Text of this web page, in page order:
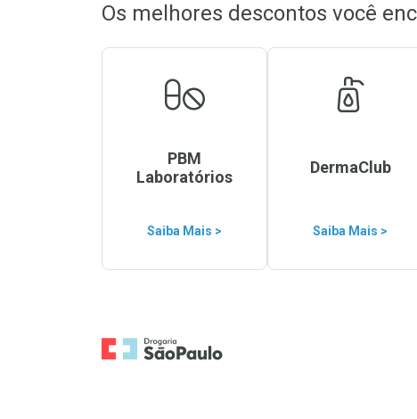
Os melhores descontos você
PBM
Laboratórios
Saiba Mais >
DermaClub
Saiba Mais >
Ir para a Home